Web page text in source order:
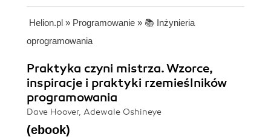
Helion.pl » Programowanie » 📚 Inżynieria
oprogramowania
Praktyka czyni mistrza. Wzorce,
inspiracje i praktyki rzemieślników
programowania
Dave Hoover, Adewale Oshineye
(ebook)